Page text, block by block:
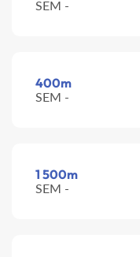
SEM -
400m
SEM -
1 500m
SEM -